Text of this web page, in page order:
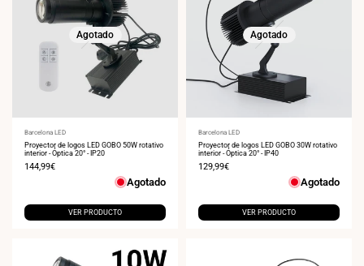
Agotado
Proveedor:
Barcelona LED
Proyector de logos LED GOBO 50W rotativo
interior - Óptica 20° - IP20
Precio
144,99€
Agotado
VER PRODUCTO
Agotado
Proveedor:
Barcelona LED
Proyector de logos LED GOBO 30W rotativo
interior - Óptica 20° - IP40
Precio
129,99€
Agotado
VER PRODUCTO